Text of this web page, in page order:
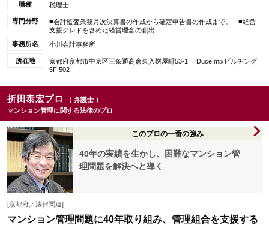
職種 税理士
専門分野
■会計監査業務月次決算書の作成から確定申告書の作成まで。 ■経営
支援クレドを含めた経営理念の創出...
事務所名
小川会計事務所
所在地
京都府京都市中京区三条通高倉東入桝屋町53-1 Duce mixビルヂング
5F 502
折田泰宏プロ
（ 弁護士 ）
マンション管理に関する法律のプロ
このプロの一番の強み
40年の実績を生かし、困難なマンション管
理問題を解決へと導く
[京都府／法律関連]
マンション管理問題に40年取り組み、管理組合を支援する